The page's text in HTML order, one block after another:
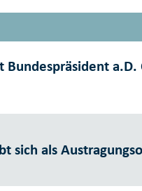
a.D.
sich als